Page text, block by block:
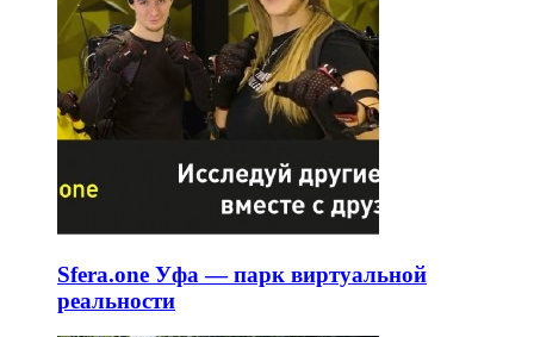
Sfera.one Уфа — парк виртуальной
реальности